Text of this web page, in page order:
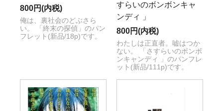
800円(内税)
俺は、裏社会のどぶさら
い。 「終末の探偵」のパン
フレット(新品/18p)です。
すらいのボンボンキャ
ンディ 」
800円(内税)
わたしは正直者。嘘はつか
ない。 「さすらいのボンボ
ンキャンディ 」のパンフレ
ット(新品/111p)です。